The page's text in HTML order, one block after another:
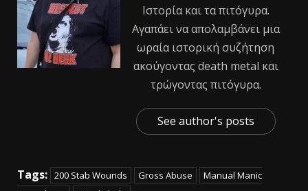
Ιστορία και τα πιτόγυρα.
Αγαπάει να απολαμβάνει μια
ωραία ιστορική συζήτηση
ακούγοντας death metal και
τρώγοντας πιτόγυρα.
See author's posts
Tags: 200 Stab Wounds Gross Abuse
Manual Manic